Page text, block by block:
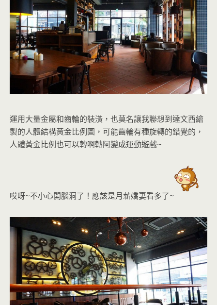
運用大量金屬和齒輪的裝潢，也莫名讓我聯想到達文西繪
製的人體結構黃金比例圖 ，可能齒輪有種旋轉的錯覺的，
人體黃金比例也可以轉啊轉阿變成運動遊戲~
哎呀~不小心開腦洞了！應該是月薪嬌妻看多了~